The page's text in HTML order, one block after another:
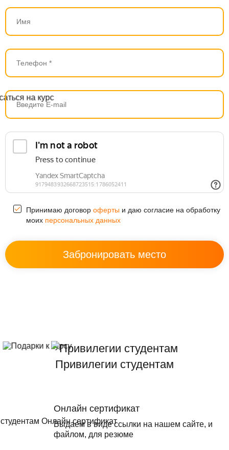
Принимаю договор оферты и даю согласие на обработку
моих персональных данных
Привилегии студентам
Онлайн сертификат
Выдаем в виде ссылки на нашем сайте, и
файлом, для резюме